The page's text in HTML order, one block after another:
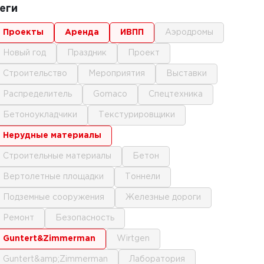
проекты аренда ИВПП аэродромы
новый год праздник проект
строительство мероприятия выставки
распределитель gomaco спецтехника
бетоноукладчики текстурировщики
нерудные материалы
строительные материалы бетон
вертолетные площадки тоннели
подземные сооружения железные дороги
ремонт безопасность
Guntert&Zimmerman Wirtgen
Guntert&amp;Zimmerman лаборатория